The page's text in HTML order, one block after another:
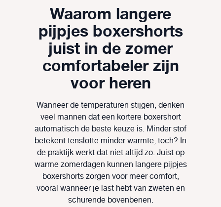
Waarom langere
pijpjes boxershorts
juist in de zomer
comfortabeler zijn
voor heren
Wanneer de temperaturen stijgen, denken
veel mannen dat een kortere boxershort
automatisch de beste keuze is. Minder stof
betekent tenslotte minder warmte, toch? In
de praktijk werkt dat niet altijd zo. Juist op
warme zomerdagen kunnen langere pijpjes
boxershorts zorgen voor meer comfort,
vooral wanneer je last hebt van zweten en
schurende bovenbenen.